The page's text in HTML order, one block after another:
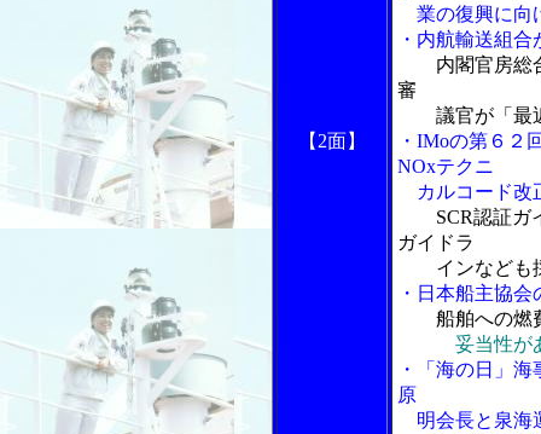
【2面】
業の復興に向
・内航輸送組
内閣官房総
審
議官が「最近
・IMoの第６２
NOxテクニ
カルコード改
SCR認証ガ
ガイドラ
インなども
・日本船主協
船舶への燃
妥当性が
・「海の日」
原
明会長と泉海